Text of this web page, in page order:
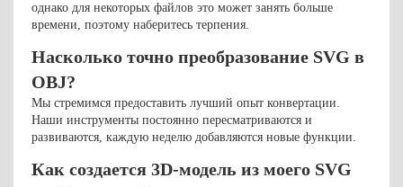
однако для некоторых файлов это может занять больше
времени, поэтому наберитесь терпения.
Насколько точно преобразование SVG в
OBJ?
Мы стремимся предоставить лучший опыт конвертации.
Наши инструменты постоянно пересматриваются и
развиваются, каждую неделю добавляются новые функции.
Как создается 3D-модель из моего SVG